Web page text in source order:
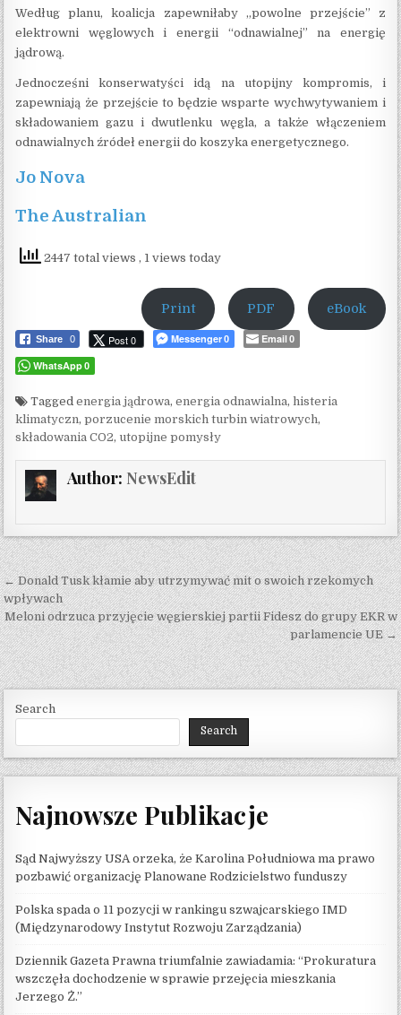
Według planu, koalicja zapewniłaby „powolne przejście” z
elektrowni węglowych i energii “odnawialnej” na energię
jądrową.
Jednocześni konserwatyści idą na utopijny kompromis, i
zapewniają że przejście to będzie wsparte wychwytywaniem i
składowaniem gazu i dwutlenku węgla, a także włączeniem
odnawialnych źródeł energii do koszyka energetycznego.
Jo Nova
The Australian
2447 total views , 1 views today
Print PDF eBook
Share 0 Post 0 Messenger 0 Email 0
WhatsApp 0
Taggedenergia jądrowa,energia odnawialna,histeria
klimatyczn,porzucenie morskich turbin wiatrowych,
składowania CO2, utopijne pomysły
Author: NewsEdit
Post navigation
← Donald Tusk kłamie aby utrzymywać mit o swoich rzekomych
wpływach
Meloni odrzuca przyjęcie węgierskiej partii Fidesz do grupy EKR w
parlamencie UE →
Search
Search
Najnowsze Publikacje
Sąd Najwyższy USA orzeka, że ​​Karolina Południowa ma prawo
pozbawić organizację Planowane Rodzicielstwo funduszy
Polska spada o 11 pozycji w rankingu szwajcarskiego IMD
(Międzynarodowy Instytut Rozwoju Zarządzania)
Dziennik Gazeta Prawna triumfalnie zawiadamia: “Prokuratura
wszczęła dochodzenie w sprawie przejęcia mieszkania
Jerzego Ż.”